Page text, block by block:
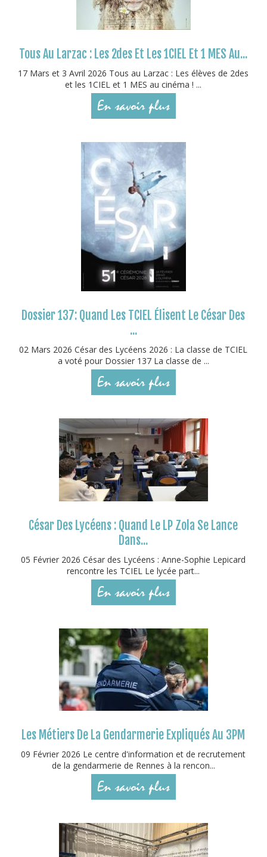
Tous Au Larzac : Les 2des Et Les 1CIEL Et 1 MES Au...
17 Mars et 3 Avril 2026 Tous au Larzac : Les élèves de 2des
et les 1CIEL et 1 MES au cinéma ! ...
En savoir plus
Dossier 137: Quand Les TCIEL Élisent Le César Des
...
02 Mars 2026 César des Lycéens 2026 : La classe de TCIEL
a voté pour Dossier 137 La classe de ...
En savoir plus
César Des Lycéens : Quand Le LP Zola Se Lance
Dans...
05 Février 2026 César des Lycéens : Anne-Sophie Lepicard
rencontre les TCIEL Le lycée part...
En savoir plus
Les Métiers De La Gendarmerie Expliqués Au 3PM
09 Février 2026 Le centre d'information et de recrutement
de la gendarmerie de Rennes à la rencon...
En savoir plus